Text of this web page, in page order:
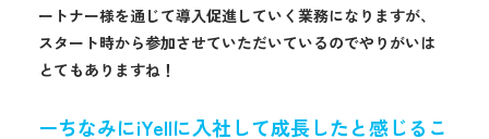
ートナー様を通じて導入促進していく業務になりますが、
スタート時から参加させていただいているのでやりがいは
とてもありますね！
ーちなみにiYellに入社して成長したと感じるこ